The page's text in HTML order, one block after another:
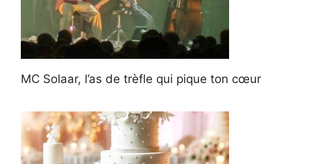
MC Solaar, l’as de trèfle qui pique ton cœur